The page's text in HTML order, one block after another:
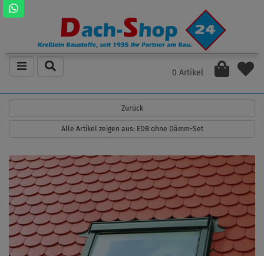
0 Artikel
Zurück
Alle Artikel zeigen aus: EDB ohne Dämm-Set